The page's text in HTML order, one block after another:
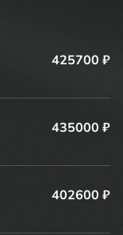
425700 ₽
435000 ₽
402600 ₽